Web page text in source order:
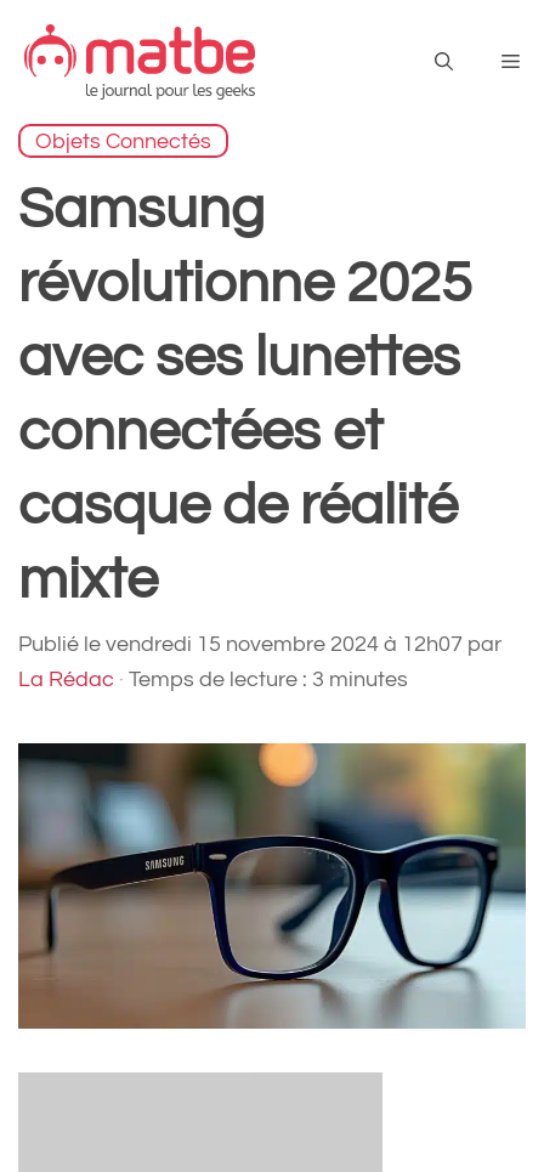
contenu
Objets Connectés
Samsung
révolutionne 2025
avec ses lunettes
connectées et
casque de réalité
mixte
Publié le vendredi 15 novembre 2024 à 12h07 par
La Rédac · Temps de lecture : 3 minutes